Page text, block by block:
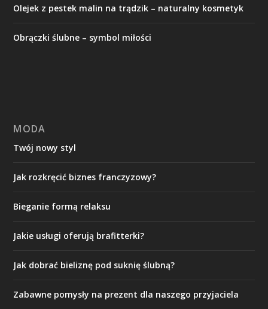
Olejek z pestek malin na trądzik – naturalny kosmetyk
Obrączki ślubne – symbol miłości
MODA
Twój nowy styl
Jak rozkręcić biznes franczyzowy?
Bieganie formą relaksu
Jakie usługi oferują brafitterki?
Jak dobrać bieliznę pod suknię ślubną?
Zabawne pomysły na prezent dla naszego przyjaciela